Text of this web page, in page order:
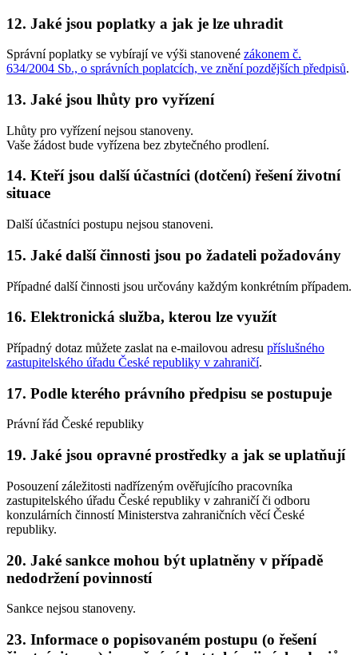
12. Jaké jsou poplatky a jak je lze uhradit
Správní poplatky se vybírají ve výši stanovené zákonem č.
634/2004 Sb., o správních poplatcích, ve znění pozdějších předpisů.
13. Jaké jsou lhůty pro vyřízení
Lhůty pro vyřízení nejsou stanoveny.
Vaše žádost bude vyřízena bez zbytečného prodlení.
14. Kteří jsou další účastníci (dotčení) řešení životní
situace
Další účastníci postupu nejsou stanoveni.
15. Jaké další činnosti jsou po žadateli požadovány
Případné další činnosti jsou určovány každým konkrétním případem.
16. Elektronická služba, kterou lze využít
Případný dotaz můžete zaslat na e-mailovou adresu příslušného
zastupitelského úřadu České republiky v zahraničí.
17. Podle kterého právního předpisu se postupuje
Právní řád České republiky
19. Jaké jsou opravné prostředky a jak se uplatňují
Posouzení záležitosti nadřízeným ověřujícího pracovníka
zastupitelského úřadu České republiky v zahraničí či odboru
konzulárních činností Ministerstva zahraničních věcí České
republiky.
20. Jaké sankce mohou být uplatněny v případě
nedodržení povinností
Sankce nejsou stanoveny.
23. Informace o popisovaném postupu (o řešení